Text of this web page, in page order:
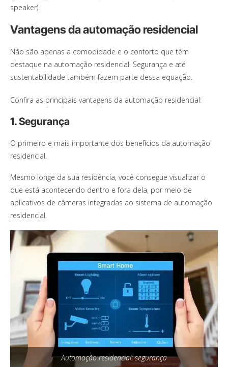
speaker).
Vantagens da automação residencial
Não são apenas a comodidade e o conforto que têm
destaque na automação residencial. Segurança e até
sustentabilidade também fazem parte dessa equação.
Confira as principais vantagens da automação residencial:
1. Segurança
O primeiro e mais importante dos benefícios da automação
residencial.
Mesmo longe da sua residência, você consegue visualizar o
que está acontecendo dentro e fora dela, por meio de
aplicativos de câmeras integradas ao sistema de automação
residencial.
Automação residencial: segurança